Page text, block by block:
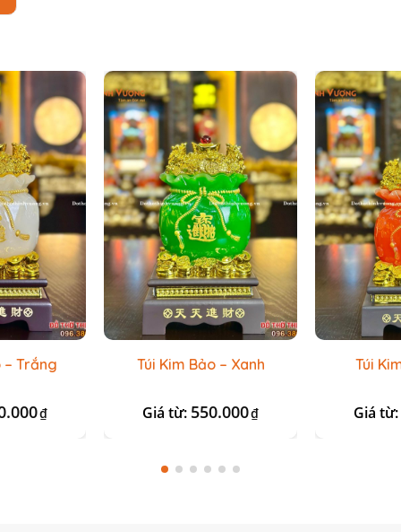
– Trắng
₫
Túi Kim Bảo – Xanh
Giá từ: 550.000₫
Túi
Giá từ: